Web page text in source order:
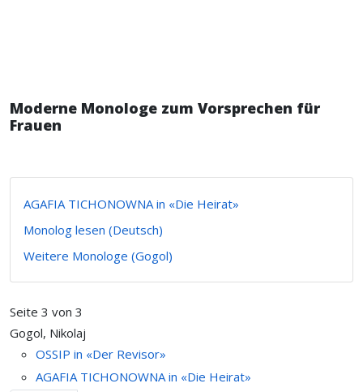
Moderne Monologe zum Vorsprechen für
Frauen
AGAFIA TICHONOWNA in «Die Heirat»
Monolog lesen (Deutsch)
Weitere Monologe (Gogol)
Seite 3 von 3
Gogol, Nikolaj
OSSIP in «Der Revisor»
AGAFIA TICHONOWNA in «Die Heirat»